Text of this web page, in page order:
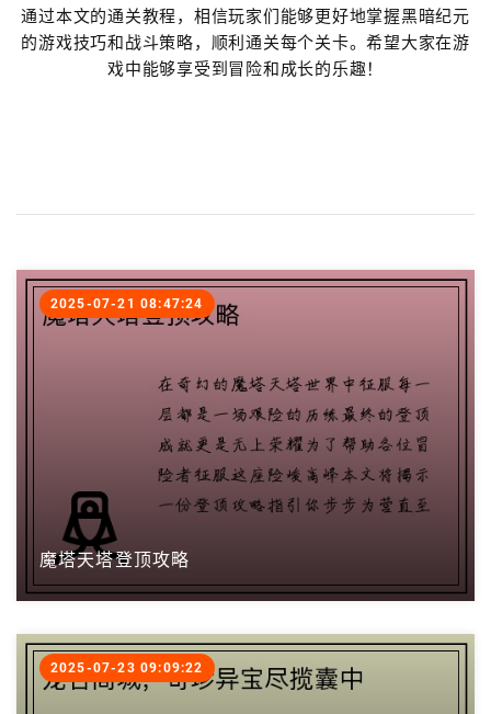
通过本文的通关教程，相信玩家们能够更好地掌握黑暗纪元
的游戏技巧和战斗策略，顺利通关每个关卡。希望大家在游
戏中能够享受到冒险和成长的乐趣！
魔塔天塔登顶攻略
2025-07-21 08:47:24
2025-07-23 09:09:22